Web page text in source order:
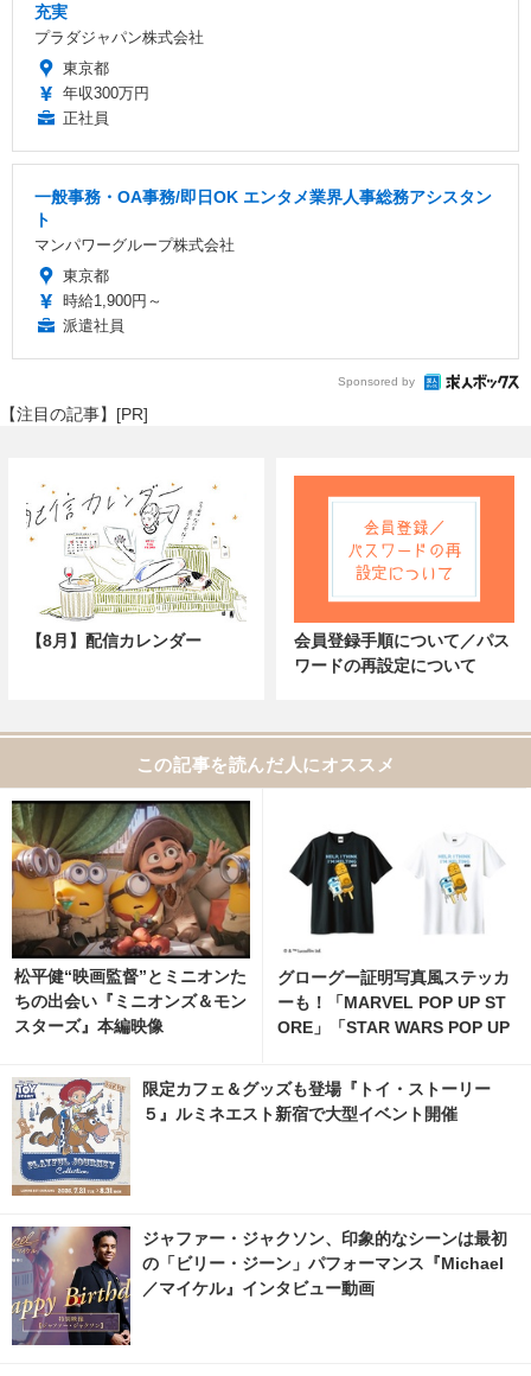
充実
プラダジャパン株式会社
東京都
年収300万円
正社員
一般事務・OA事務/即日OK エンタメ業界人事総務アシスタン
ト
マンパワーグループ株式会社
東京都
時給1,900円～
派遣社員
Sponsored by
【注目の記事】[PR]
【8月】配信カレンダー
会員登録手順について／パス
ワードの再設定について
この記事を読んだ人にオススメ
松平健“映画監督”とミニオンた
ちの出会い『ミニオンズ＆モン
スターズ』本編映像
グローグー証明写真風ステッカ
ーも！「MARVEL POP UP ST
ORE」「STAR WARS POP UP
伊勢丹で開催 7枚目の写真・画
像 | cinemacafe.net
限定カフェ＆グッズも登場『トイ・ストーリー
５』ルミネエスト新宿で大型イベント開催
ジャファー・ジャクソン、印象的なシーンは最初
の「ビリー・ジーン」パフォーマンス『Michael
／マイケル』インタビュー動画